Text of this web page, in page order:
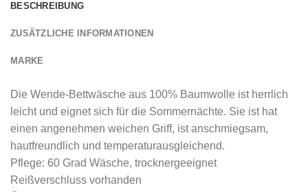
BESCHREIBUNG
ZUSÄTZLICHE INFORMATIONEN
MARKE
Die Wende-Bettwäsche aus 100% Baumwolle ist herrlich
leicht und eignet sich für die Sommernächte. Sie ist hat
einen angenehmen weichen Griff, ist anschmiegsam,
hautfreundlich und temperaturausgleichend.
Pflege: 60 Grad Wäsche, trocknergeeignet
Reißverschluss vorhanden